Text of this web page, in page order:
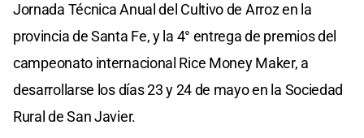
Jornada Técnica Anual del Cultivo de Arroz en la
provincia de Santa Fe, y la 4° entrega de premios del
campeonato internacional Rice Money Maker, a
desarrollarse los días 23 y 24 de mayo en la Sociedad
Rural de San Javier.